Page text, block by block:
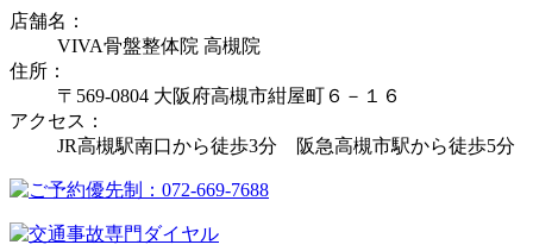
店舗名：
VIVA骨盤整体院 高槻院
住所：
〒569-0804 大阪府高槻市紺屋町６－１６
アクセス：
JR高槻駅南口から徒歩3分 阪急高槻市駅から徒歩5分